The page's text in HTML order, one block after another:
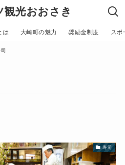
観光おおさき
は 大崎町の魅力 奨励金制度 スポ
寿司